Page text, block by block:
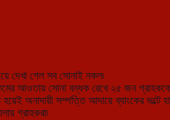
দেখা গেল সব সোনাই নকল৷
আওতায় সোনা বন্ধক রেখে ২৫ জন গ্রাহককে
অনাদায়ী সম্পত্তি আদায়ে ব্যাংকের ভল্টে
গ্রাহকরা৷